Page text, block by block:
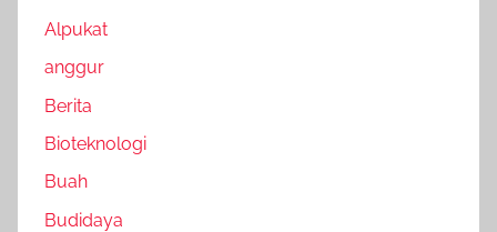
Alpukat
anggur
Berita
Bioteknologi
Buah
Budidaya